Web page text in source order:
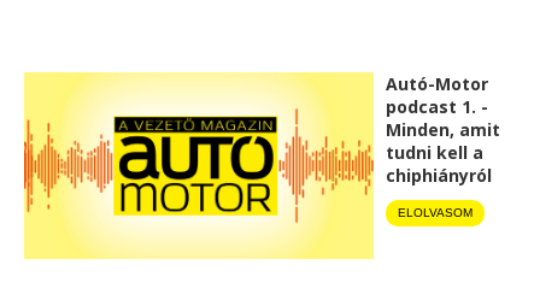
Autó-Motor
podcast 1. -
Minden, amit
tudni kell a
chiphiányról
ELOLVASOM